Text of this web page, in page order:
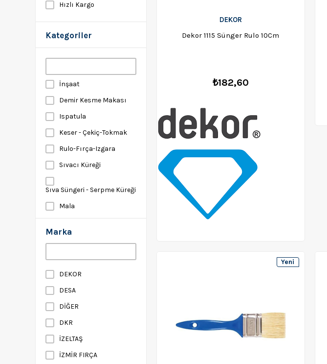
Hızlı Kargo
Kategoriler
İnşaat
Demir Kesme Makası
Ispatula
Keser - Çekiç-Tokmak
Rulo-Fırça-Izgara
Sıvacı Küreği
Sıva Süngeri - Serpme Küreği
Mala
Marka
DEKOR
DESA
DİĞER
DKR
İZELTAŞ
İZMİR FIRÇA
DEKOR
Dekor 1115 Sünger Rulo 10Cm
₺182,60
Yeni